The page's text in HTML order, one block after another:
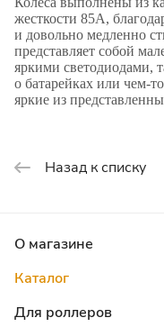
жесткости 85А,
и довольно медленно
представляет собой
яркими светодиодами,
о батарейках или чем-
яркие из
Назад к списку
О магазине
Каталог
Для роллеров